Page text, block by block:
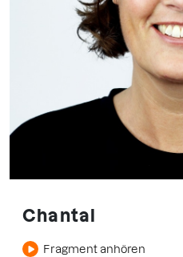
Chantal
Fragment anhören